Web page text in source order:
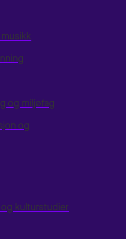
og miljøfag
og
kulturstudier